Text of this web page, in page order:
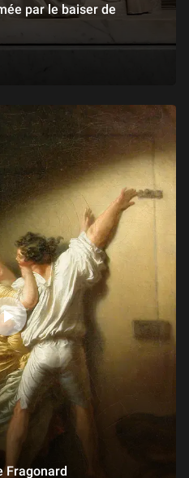
par le baiser de
Fragonard